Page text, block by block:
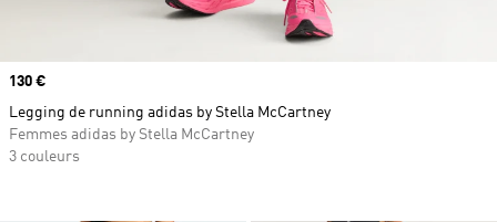
Prix
130 €
Legging de running adidas by Stella McCartney
Femmes adidas by Stella McCartney
3 couleurs